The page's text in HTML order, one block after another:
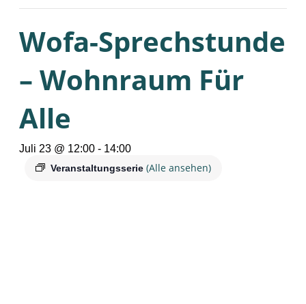
Wofa-Sprechstunde
– Wohnraum Für
Alle
Juli 23 @ 12:00 - 14:00
Veranstaltungsserie (Alle ansehen)